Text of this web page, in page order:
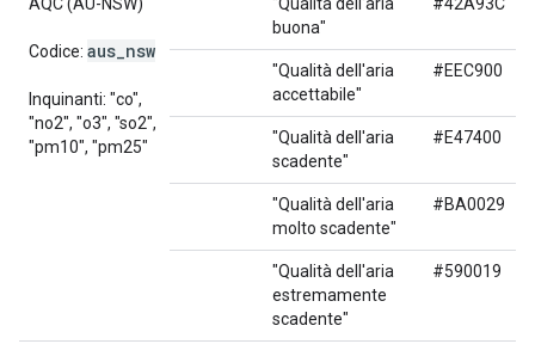
Codice: aus nsw
Inquinanti: "co",
"no2", "o3", "so2",
"pm10", "pm25"
buona"
"Qualità dell'aria
accettabile"
#EEC900
"Qualità dell'aria
scadente"
#E47400
"Qualità dell'aria
molto scadente"
#BA0029
"Qualità dell'aria
estremamente
scadente"
#590019